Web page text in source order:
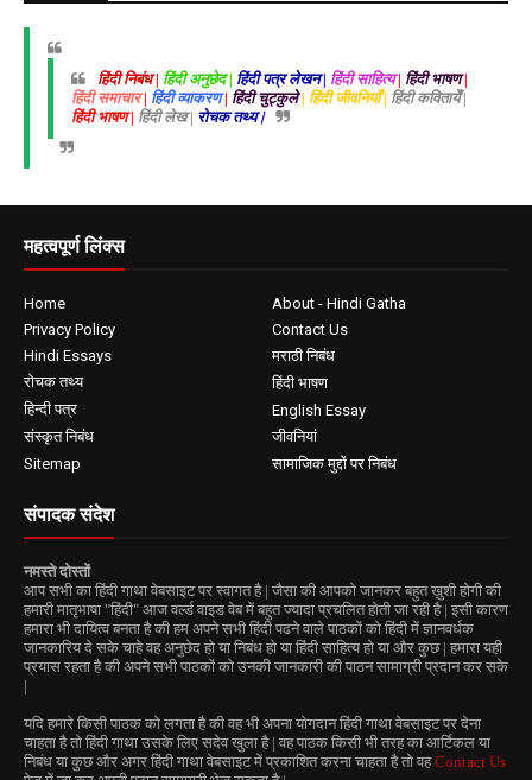
हिंदी निबंध | हिंदी अनुछेद | हिंदी पत्र लेखन | हिंदी साहित्य| हिंदी भाषण|
हिंदी समाचार| हिंदी व्याकरण| हिंदी चुट्कुले| हिंदी जीवनियाँ | हिंदी कवितायेँ |
हिंदी भाषण | हिंदी लेख | रोचक तथ्य |
महत्वपूर्ण लिंक्स
Home
About - Hindi Gatha
Privacy Policy
Contact Us
Hindi Essays
मराठी निबंध
रोचक तथ्य
हिंदी भाषण
हिन्दी पत्र
English Essay
संस्कृत निबंध
जीवनियां
Sitemap
सामाजिक मुद्दों पर निबंध
संपादक संदेश
नमस्ते दोस्तों
आप सभी का हिंदी गाथा वेबसाइट पर स्वागत है | जैसा की आपको जानकर बहुत ख़ुशी होगी की
हमारी मातृभाषा "हिंदी" आज वर्ल्ड वाइड वेब में बहुत ज्यादा प्रचलित होती जा रही है | इसी कारण
हमारा भी दायित्व बनता है की हम अपने सभी हिंदी पढने वाले पाठकों को हिंदी में ज्ञानवर्धक
जानकारिय दे सके चाहे वह अनुछेद हो या निबंध हो या हिंदी साहित्य हो या और कुछ | हमारा यही
प्रयास रहता है की अपने सभी पाठकों को उनकी जानकारी की पाठन सामाग्री प्रदान कर सके
|
यदि हमारे किसी पाठक को लगता है की वह भी अपना योगदान हिंदी गाथा वेबसाइट पर देना
चाहता है तो हिंदी गाथा उसके लिए सदेव खुला है | वह पाठक किसी भी तरह का आर्टिकल या
निबंध या कुछ और अगर हिंदी गाथा वेबसाइट में प्रकाशित करना चाहता है तो वहContact Us